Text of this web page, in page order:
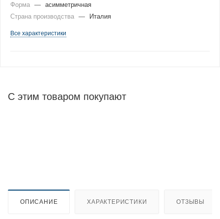
Форма — асимметричная
Страна производства — Италия
Все характеристики
С этим товаром покупают
ОПИСАНИЕ ХАРАКТЕРИСТИКИ ОТЗЫВЫ